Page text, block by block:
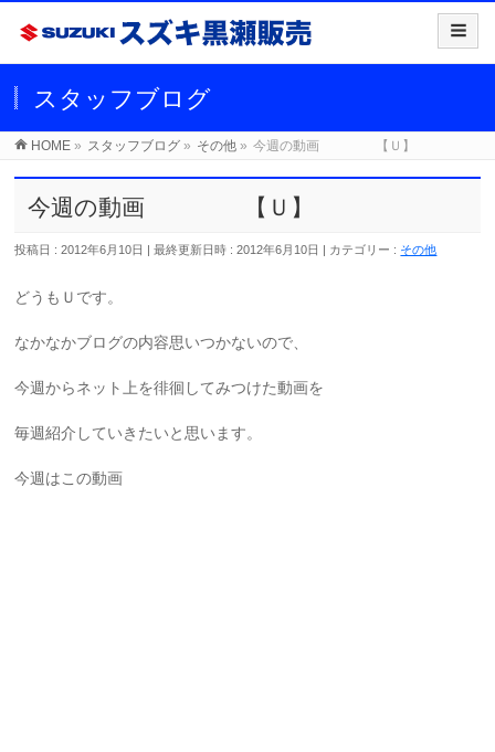
スタッフブログ
HOME » スタッフブログ » その他 » 今週の動画 【Ｕ】
今週の動画 【Ｕ】
投稿日 : 2012年6月10日 最終更新日時 : 2012年6月10日 カテゴリー : その他
どうもＵです。
なかなかブログの内容思いつかないので、
今週からネット上を徘徊してみつけた動画を
毎週紹介していきたいと思います。
今週はこの動画